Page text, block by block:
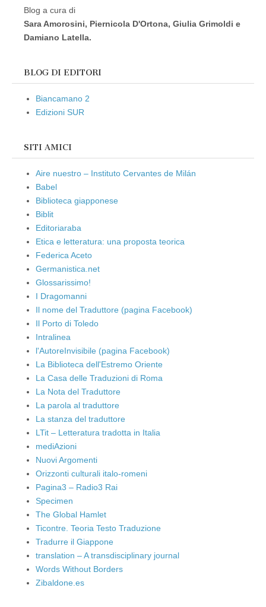
Blog a cura di
Sara Amorosini, Piernicola D'Ortona, Giulia Grimoldi e
Damiano Latella.
BLOG DI EDITORI
Biancamano 2
Edizioni SUR
SITI AMICI
Aire nuestro – Instituto Cervantes de Milán
Babel
Biblioteca giapponese
Biblit
Editoriaraba
Etica e letteratura: una proposta teorica
Federica Aceto
Germanistica.net
Glossarissimo!
I Dragomanni
Il nome del Traduttore (pagina Facebook)
Il Porto di Toledo
Intralinea
l'AutoreInvisibile (pagina Facebook)
La Biblioteca dell'Estremo Oriente
La Casa delle Traduzioni di Roma
La Nota del Traduttore
La parola al traduttore
La stanza del traduttore
LTit – Letteratura tradotta in Italia
mediAzioni
Nuovi Argomenti
Orizzonti culturali italo-romeni
Pagina3 – Radio3 Rai
Specimen
The Global Hamlet
Ticontre. Teoria Testo Traduzione
Tradurre il Giappone
translation – A transdisciplinary journal
Words Without Borders
Zibaldone.es